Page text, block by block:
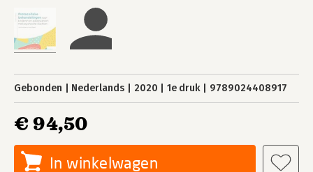
Gebonden Nederlands 2020 1e druk 9789024408917
€ 94,50
In winkelwagen